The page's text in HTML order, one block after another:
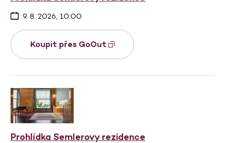
9. 8. 2026, 10:00
Koupit přes GoOut
Prohlídka Semlerovy rezidence